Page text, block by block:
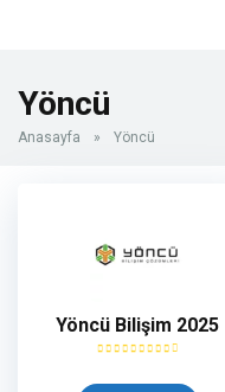
Yöncü
Anasayfa » Yöncü
Yöncü Bilişim 2025